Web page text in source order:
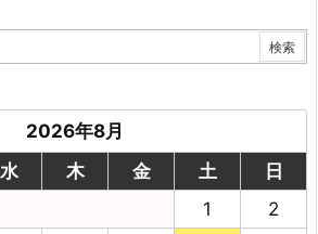
2026年8月
水 木 金 土
日
1
2